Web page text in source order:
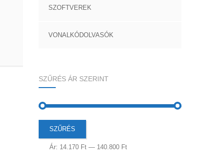
SZOFTVEREK
VONALKÓDOLVASÓK
SZŰRÉS ÁR SZERINT
Min
ár
Max
ár
SZŰRÉS
Ár: 14.170 Ft— 140.800 Ft